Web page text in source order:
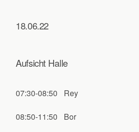
18.06.22
Aufsicht Halle
07:30-08:50 Rey
08:50-11:50 Bor